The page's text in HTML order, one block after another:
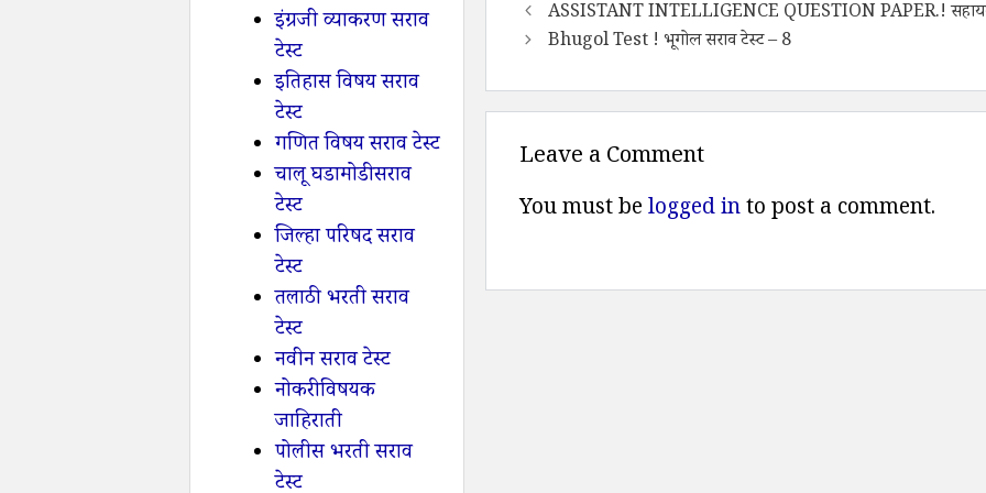
ASSISTANT INTELLIGENCE QUESTION PAPER.! सहायक
Bhugol Test ! भूगोल सराव टेस्ट – 8
Leave a Comment
You must be logged into post a comment.
इंग्रजी व्याकरण सराव
टेस्ट
इतिहास विषय सराव
टेस्ट
गणित विषय सराव टेस्ट
चालू घडामोडी सराव
टेस्ट
जिल्हा परिषद सराव
टेस्ट
तलाठी भरती सराव
टेस्ट
नवीन सराव टेस्ट
नोकरी विषयक
जाहिराती
पोलीस भरती सराव
टेस्ट